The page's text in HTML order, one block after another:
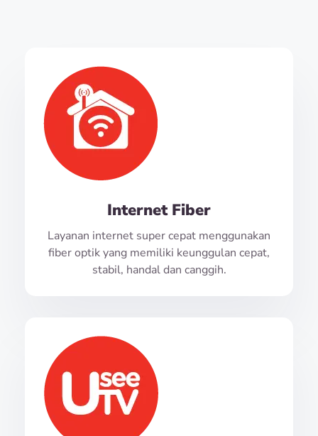
Internet Fiber
Layanan internet super cepat menggunakan
fiber optik yang memiliki keunggulan cepat,
stabil, handal dan canggih.